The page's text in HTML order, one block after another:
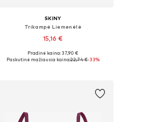
SKINY
Trikampė Liemenėlė
15,16 €
Galimi dydžiai: 80
Pradinė kaina: 37,90 €
Paskutinė mažiausia kaina:22,74 €-33%